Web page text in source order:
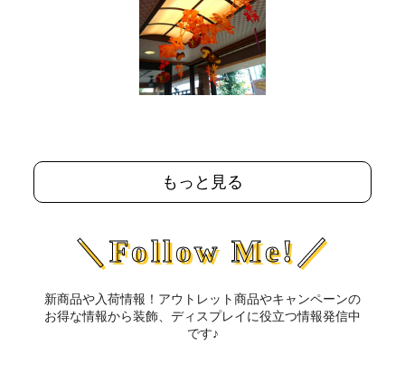
もっと見る
＼Follow Me!／
新商品や入荷情報！アウトレット商品やキャンペーンの
お得な情報から装飾、ディスプレイに役立つ情報発信中
です♪